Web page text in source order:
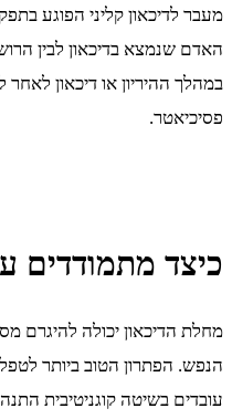
מעבר לדיכאון קליני הפוגע
האדם שנמצא בדיכאון לבין
במהלך ההיריון או דיכאון לאחר
פסיכיאטר.
כיצד מתמודדים
מחלת הדיכאון יכולה להיגרם
הנפש. הפתרון הטוב ביותר
עובדים בשיטה קוגניטיבית